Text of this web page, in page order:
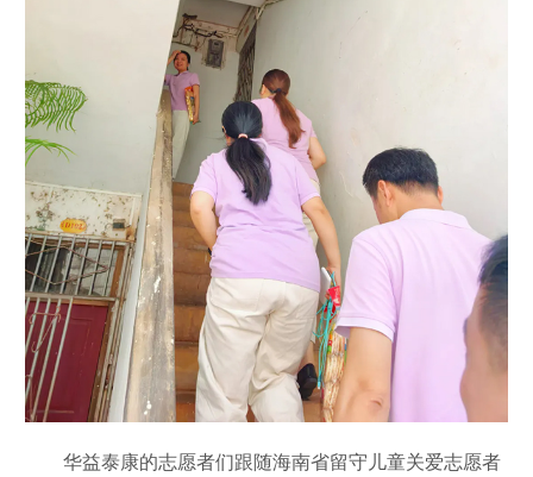
华益泰康的志愿者们跟随海南省留守儿童关爱志愿者